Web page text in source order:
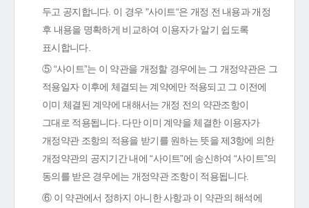
두고 공지합니다. 이 경우 "사이트“은 개정 전 내용과 개정
후 내용을 명확하게 비교하여 이용자가 알기 쉽도록
표시합니다.
⑤ “사이트”는 이 약관을 개정할 경우에는 그 개정약관은 그
적용일자 이후에 체결되는 계약에만 적용되고 그 이전에
이미 체결된 계약에 대해서는 개정 전의 약관조항이
그대로 적용됩니다. 다만 이미 계약을 체결한 이용자가
개정약관 조항의 적용을 받기를 원하는 뜻을 제3항에 의한
개정약관의 공지기간 내에 “사이트”에 송신하여 “사이트”의
동의를 받은 경우에는 개정약관 조항이 적용됩니다.
⑥ 이 약관에서 정하지 아니한 사항과 이 약관의 해석에